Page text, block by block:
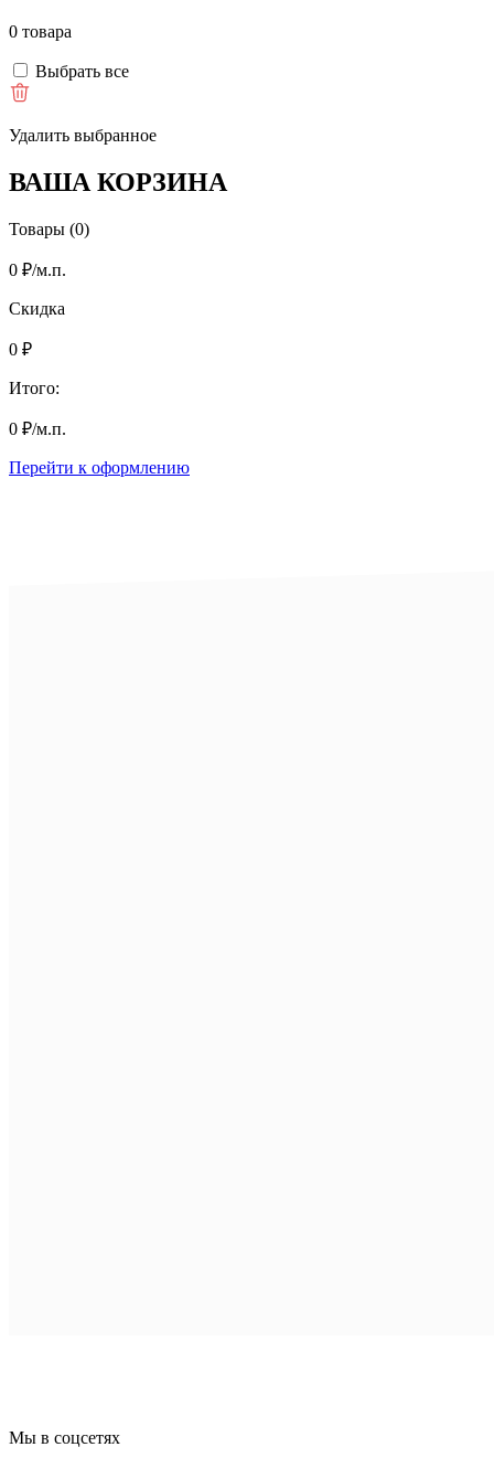
0 товара
Выбрать все
Удалить выбранное
ВАША КОРЗИНА
Товары (0)
0 ₽/м.п.
Скидка
0 ₽
Итого:
0 ₽/м.п.
Перейти к оформлению
Мы в соцсетях